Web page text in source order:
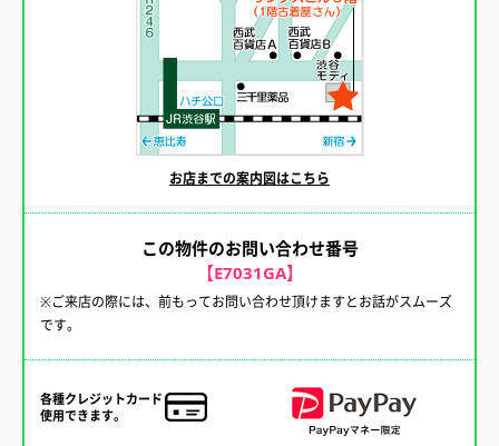
お店までの案内図はこちら
この物件のお問い合わせ番号
【E7031GA】
※ご来店の際には、前もってお問い合わせ頂けますとお話がスムーズ
です。
各種クレジットカード
使用できます。